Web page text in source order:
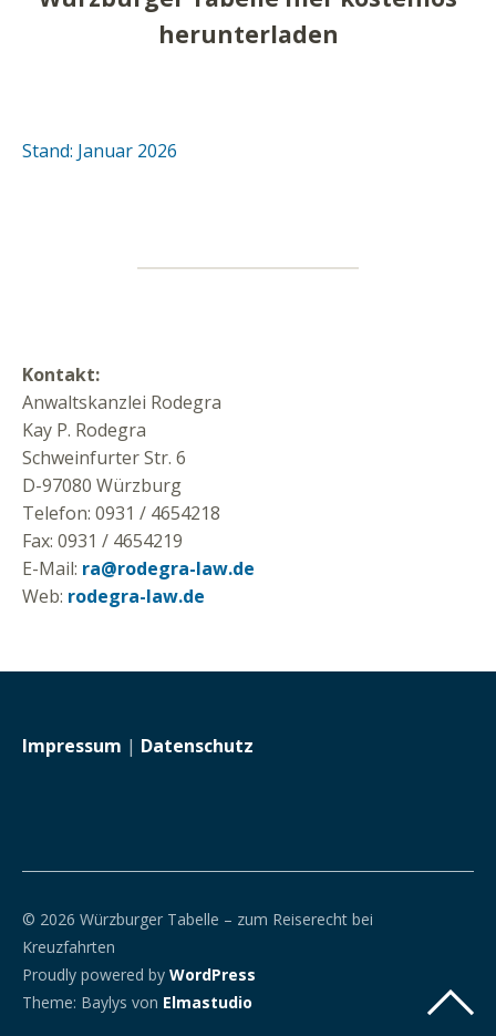
herunterladen
Stand: Januar 2026
Kontakt:
Anwaltskanzlei Rodegra
Kay P. Rodegra
Schweinfurter Str. 6
D-97080 Würzburg
Telefon: 0931 / 4654218
Fax: 0931 / 4654219
E-Mail: ra@rodegra-law.de
Web: rodegra-law.de
Impressum | Datenschutz
© 2026 Würzburger Tabelle – zum Reiserecht bei
Kreuzfahrten
Proudly powered by WordPress
Theme: Baylys von Elmastudio